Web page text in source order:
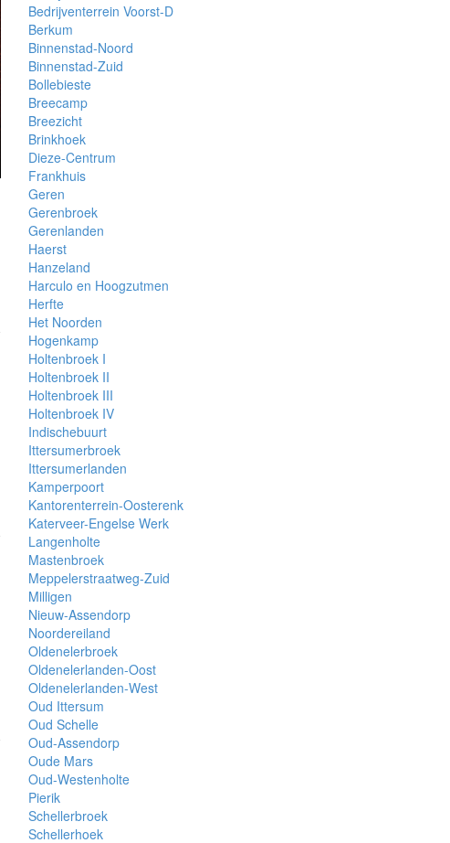
Bedrijventerrein Voorst-D
Berkum
Binnenstad-Noord
Binnenstad-Zuid
Bollebieste
Breecamp
Breezicht
Brinkhoek
Dieze-Centrum
Frankhuis
Geren
Gerenbroek
Gerenlanden
Haerst
Hanzeland
Harculo en Hoogzutmen
Herfte
Het Noorden
Hogenkamp
Holtenbroek I
Holtenbroek II
Holtenbroek III
Holtenbroek IV
Indischebuurt
Ittersumerbroek
Ittersumerlanden
Kamperpoort
Kantorenterrein-Oosterenk
Katerveer-Engelse Werk
Langenholte
Mastenbroek
Meppelerstraatweg-Zuid
Milligen
Nieuw-Assendorp
Noordereiland
Oldenelerbroek
Oldenelerlanden-Oost
Oldenelerlanden-West
Oud Ittersum
Oud Schelle
Oud-Assendorp
Oude Mars
Oud-Westenholte
Pierik
Schellerbroek
Schellerhoek